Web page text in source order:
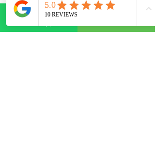
mucosa da boca, ajustes podem ser
feitos e o conforto pode melhorar
muito com esses ajustes, e é